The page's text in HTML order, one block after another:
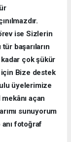
ise Sizlerin
başarıların
çok şükür
için Bize destek
üyelerimize
açan
sunuyorum
fotoğraf